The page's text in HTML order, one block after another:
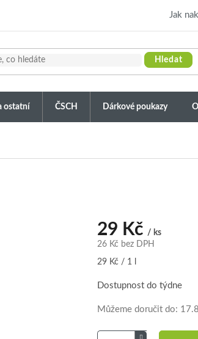
Jak
Hledat
ostatní ČSCH Dárkové poukazy
29 Kč / ks
26 Kč bez DPH
Měrná
29 Kč / 1 l
Dostupnost do týdne
Můžeme doručit do: